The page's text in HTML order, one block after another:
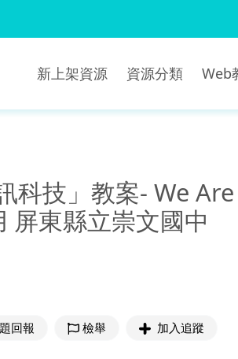
新上架資源 資源分類 Web
科技」教案- We
屏東縣立崇文國中
回報 檢舉 加入追蹤